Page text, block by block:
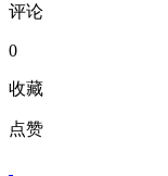
评论
0
收藏
点赞